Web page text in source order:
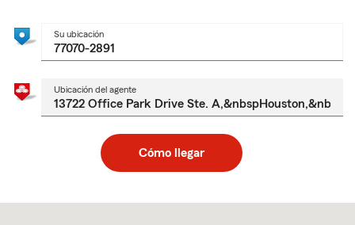
Su ubicación
Ubicación del agente
Cómo llegar
to